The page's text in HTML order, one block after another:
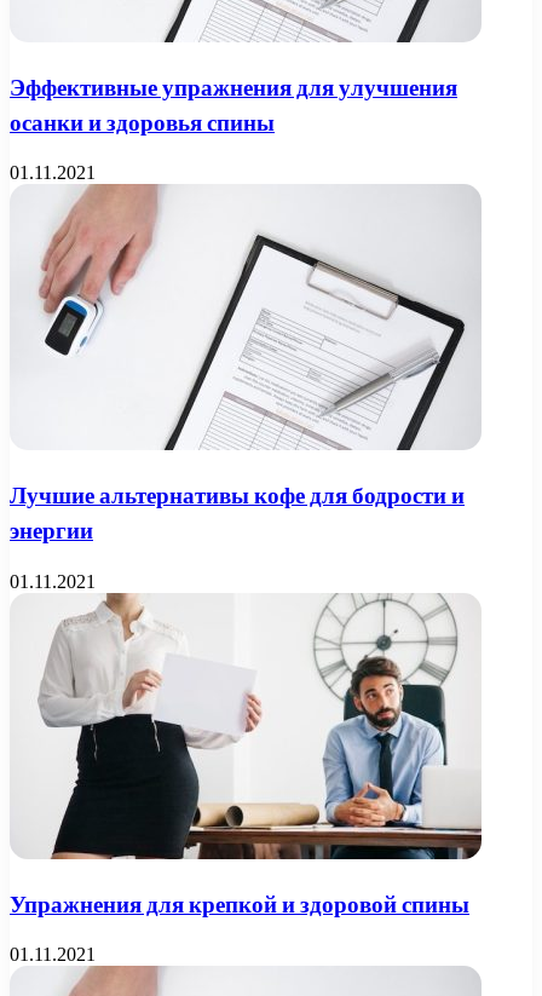
Эффективные упражнения для улучшения
осанки и здоровья спины
01.11.2021
Лучшие альтернативы кофе для бодрости и
энергии
01.11.2021
Упражнения для крепкой и здоровой спины
01.11.2021